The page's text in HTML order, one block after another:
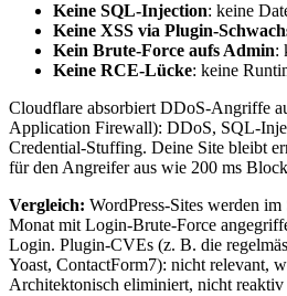
Keine SQL-Injection: keine
Keine XSS via Plugin-
Kein Brute-Force aufs Admin:
Keine RCE-Lücke: keine
Cloudflare absorbiert DDoS-Angriffe
Application Firewall): DDoS, SQL-
Credential-Stuffing. Deine Site bleibt
für den Angreifer aus wie 200 ms
Vergleich: WordPress-Sites werden
Monat mit Login-Brute-Force
Login. Plugin-CVEs (z. B. die
Yoast, ContactForm7): nicht relevant,
Architektonisch eliminiert, nicht reaktiv